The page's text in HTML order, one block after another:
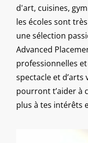
d'art, cuisines,
les écoles sont
une sélection
Advanced
professionnelles
spectacle et d’arts
pourront t’aider à
plus à tes intérêts